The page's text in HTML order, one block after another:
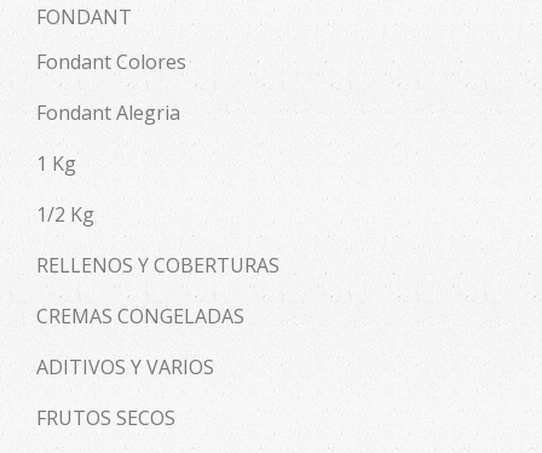
FONDANT
Fondant Colores
Fondant Alegria
1 Kg
1/2 Kg
RELLENOS Y COBERTURAS
CREMAS CONGELADAS
ADITIVOS Y VARIOS
FRUTOS SECOS